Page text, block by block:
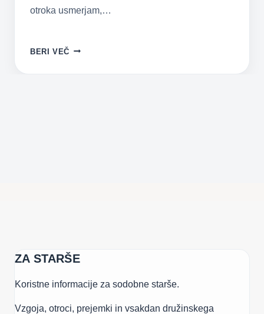
otroka usmerjam,…
BERI VEČ POMOČ
PODPORA
ZA STARŠE
Koristne informacije za sodobne starše.
Vzgoja, otroci, prejemki in vsakdan družinskega